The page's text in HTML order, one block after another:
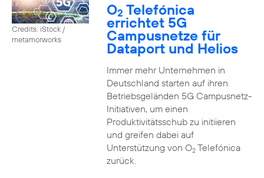
Credits: iStock /
metamorworks
O2 Telefónica
errichtet 5G
Campusnetze für
Dataport und Helios
Immer mehr Unternehmen in
Deutschland starten auf ihren
Betriebsgeländen 5G Campusnetz-
Initiativen, um einen
Produktivitätsschub zu initiieren
und greifen dabei auf
Unterstützung von O2Telefónica
zurück.